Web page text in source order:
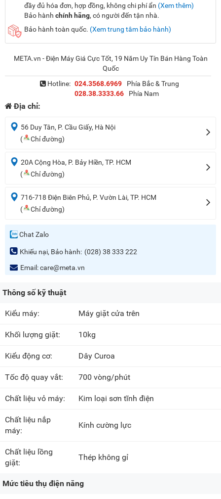
đầy đủ hóa đơn, hợp đồng, không chi phí ẩn (Xem thêm)
Bảo hành chính hãng, có người đến tận nhà.
Bảo hành toàn quốc. (Xem trung tâm bảo hành)
META.vn - Điện Máy Giá Cực Tốt, 19 Năm Uy Tín Bán Hàng Toàn
Quốc
Hotline: 024.3568.6969
Phía Bắc & Trung
028.38.3333.66
Phía Nam
Địa chỉ:
56 Duy Tân, P. Cầu Giấy, Hà Nội
(
Chỉ đường)
20A Cộng Hòa, P. Bảy Hiền, TP. HCM
(
Chỉ đường)
716-718 Điện Biên Phủ, P. Vườn Lài, TP. HCM
(
Chỉ đường)
Chat Zalo
Khiếu nại, Bảo hành: (028) 38 333 222
Email:care@meta.vn
Thông số kỹ thuật
Kiểu máy: Máy giặt cửa trên
Khối lượng giặt: 10kg
Kiểu động cơ: Dây Curoa
Tốc độ quay vắt: 700 vòng/phút
Chất liệu vỏ máy: Kim loại sơn tĩnh điện
Chất liệu nắp
máy:
Kính cường lực
Chất liệu lồng
giặt:
Thép không gỉ
Mức tiêu thụ điện năng